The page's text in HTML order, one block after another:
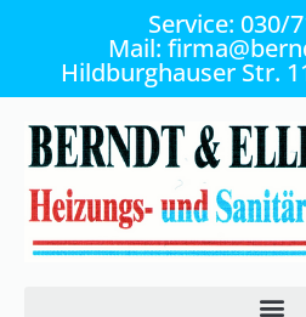
Service: 030/
Mail:
Hildburghauser Str.